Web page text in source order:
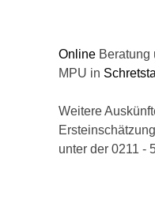
Online Beratung
MPU in
Weitere
unter der 0211 -